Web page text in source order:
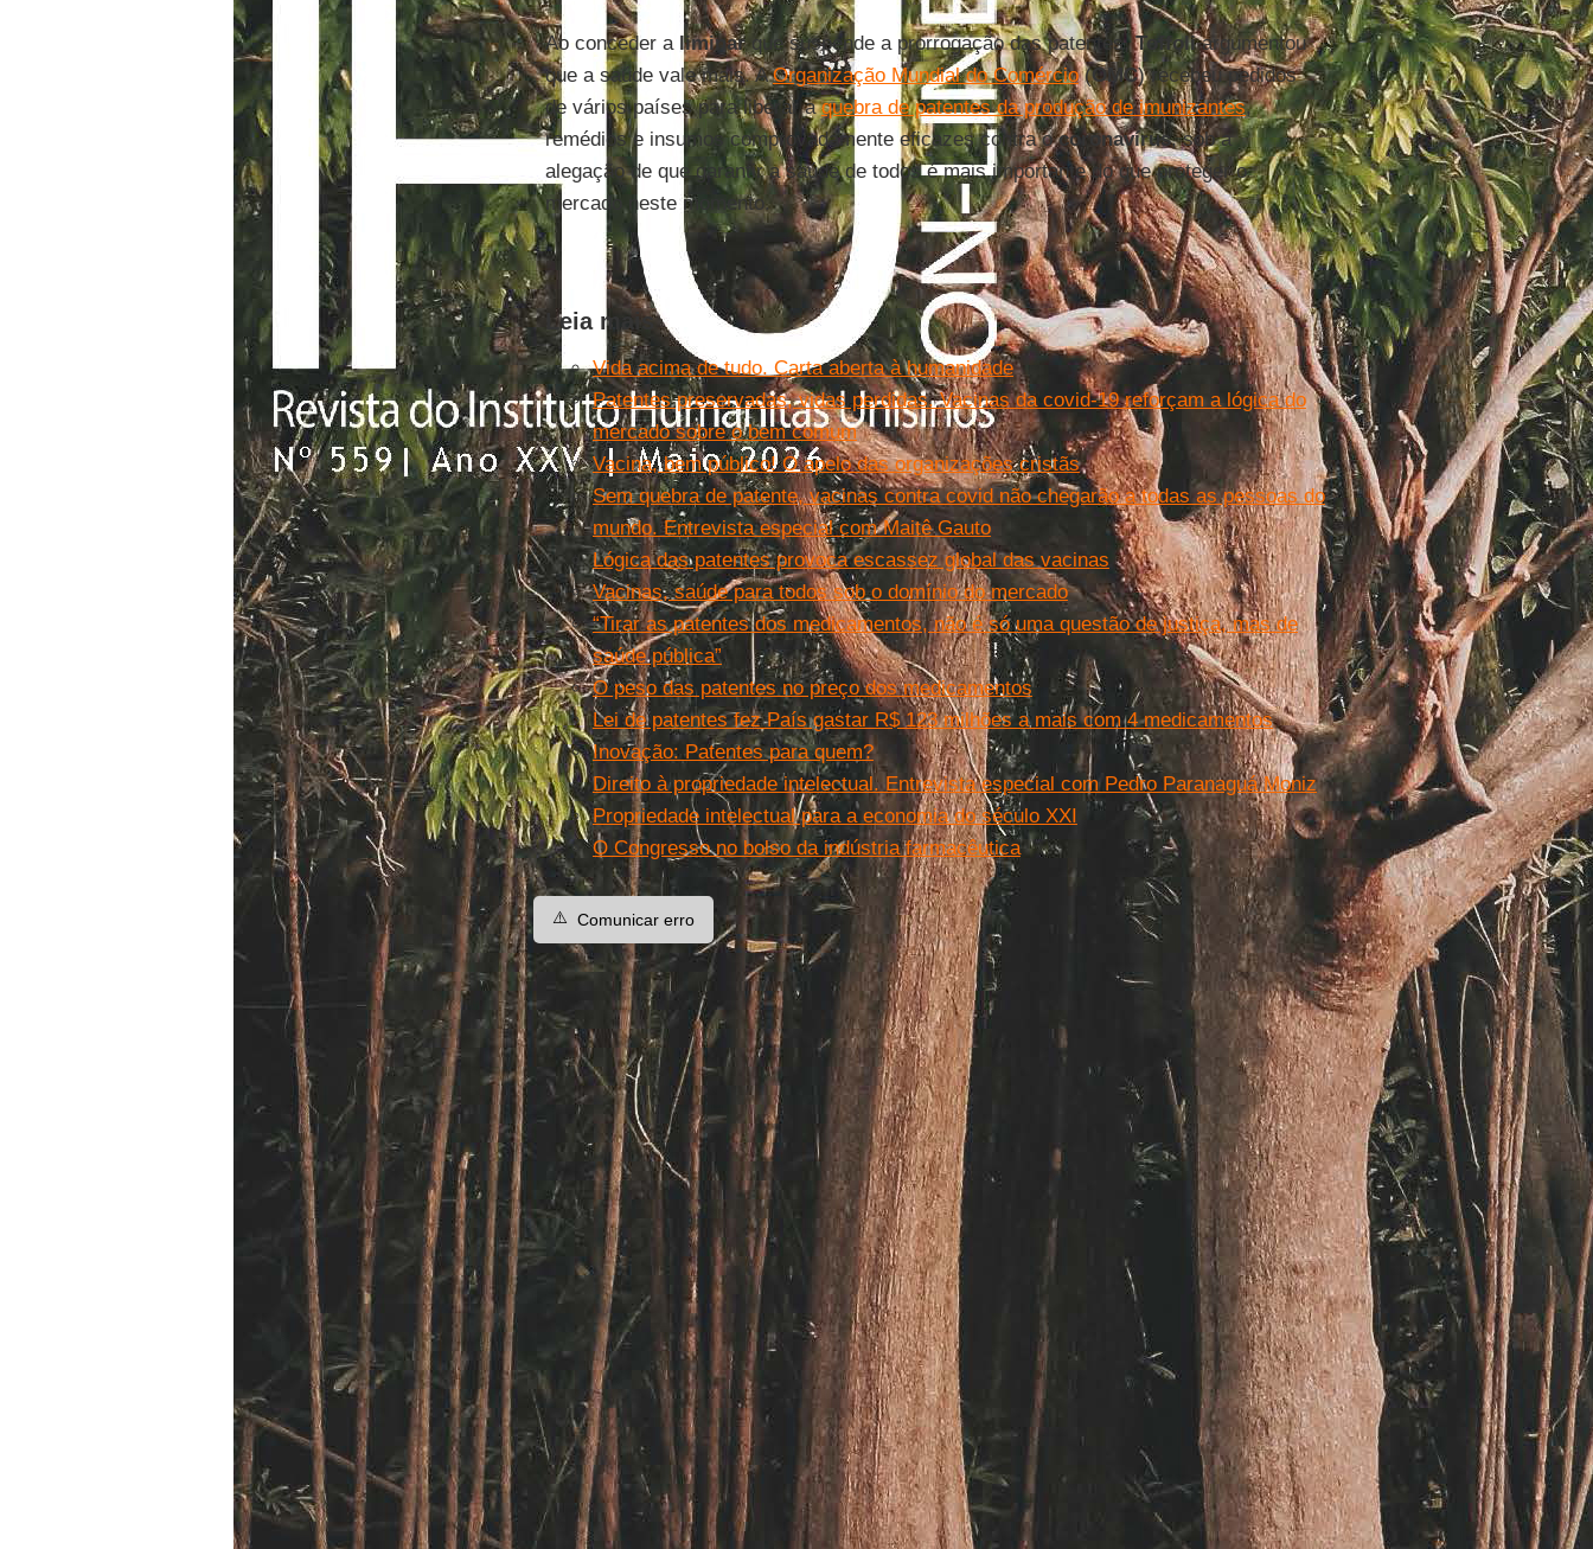
Ao conceder a liminarque suspende a prorrogação das patentes,Toffoliargumentou
que a saúde vale mais. AOrganização Mundial do Comércio(OMC) recebeu pedidos
de vários países para liberar aquebra de patentes da produção de imunizantes,
remédios e insumos comprovadamente eficazes contra ocoronavírus, sob a
alegação de que garantir a saúde de todos é mais importante do que proteger o
mercado neste momento.
Leia mais
Vida acima de tudo. Carta aberta à humanidade
Patentes preservadas, vidas perdidas. Vacinas da covid-19 reforçam a lógica do
mercado sobre o bem comum
Vacina, bem público! O apelo das organizações cristãs
Sem quebra de patente, vacinas contra covid não chegarão a todas as pessoas do
mundo. Entrevista especial com Maitê Gauto
Lógica das patentes provoca escassez global das vacinas
Vacinas, saúde para todos sob o domínio do mercado
“Tirar as patentes dos medicamentos, não é só uma questão de justiça, mas de
saúde pública”
O peso das patentes no preço dos medicamentos
Lei de patentes fez País gastar R$ 123 milhões a mais com 4 medicamentos
Inovação: Patentes para quem?
Direito à propriedade intelectual. Entrevista especial com Pedro Paranaguá Moniz
Propriedade intelectual para a economia do século XXI
O Congresso no bolso da indústria farmacêutica
⚠️ Comunicar erro